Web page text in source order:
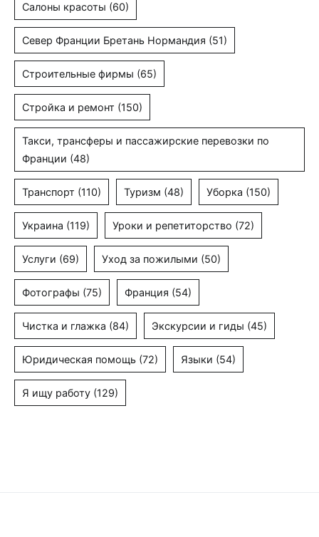
Салоны красоты (60)
Север Франции Бретань Нормандия (51)
Строительные фирмы (65)
Стройка и ремонт (150)
Такси, трансферы и пассажирские перевозки по
Франции (48)
Транспорт (110) Туризм (48) Уборка (150)
Украина (119) Уроки и репетиторство (72)
Услуги (69) Уход за пожилыми (50)
Фотографы (75) Франция (54)
Чистка и глажка (84) Экскурсии и гиды (45)
Юридическая помощь (72) Языки (54)
Я ищу работу (129)